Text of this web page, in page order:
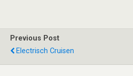
er dI
n
t
p
o
Previous Post
Electrisch Cruisen